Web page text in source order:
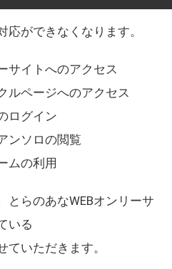
ができなくなります。
サイトへのアクセス
ルページへのアクセス
ログイン
ンソロの閲覧
ムの利用
とらのあなWEBオンリーサ
いる
いただきます。